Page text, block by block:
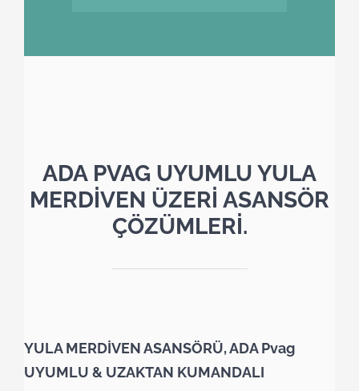
ADA PVAG UYUMLU YULA
MERDİVEN ÜZERİ ASANSÖR
ÇÖZÜMLERİ.
YULA MERDİVEN ASANSÖRÜ, ADA Pvag
UYUMLU & UZAKTAN KUMANDALI